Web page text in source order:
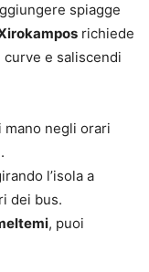
spiagge
richiede
curve e saliscendi
negli orari
l’isola a
dei bus.
, puoi